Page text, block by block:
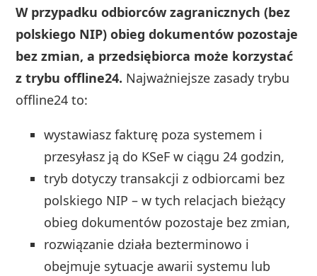
W przypadku odbiorców zagranicznych (bez
polskiego NIP) obieg dokumentów pozostaje
bez zmian, a przedsiębiorca może korzystać
z trybu offline24. Najważniejsze zasady trybu
offline24 to:
wystawiasz fakturę poza systemem i
przesyłasz ją do KSeF w ciągu 24 godzin,
tryb dotyczy transakcji z odbiorcami bez
polskiego NIP – w tych relacjach bieżący
obieg dokumentów pozostaje bez zmian,
rozwiązanie działa bezterminowo i
obejmuje sytuacje awarii systemu lub